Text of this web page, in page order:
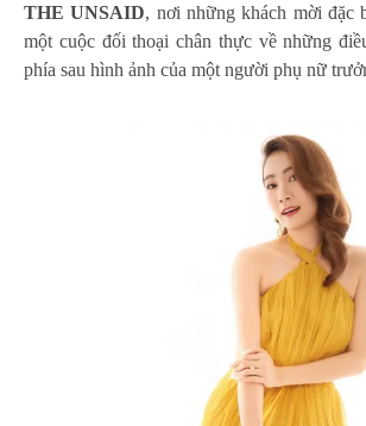
THE UNSAID, nơi những khách mời đặc
một cuộc đối thoại chân thực về những
phía sau hình ảnh của một người phụ nữ